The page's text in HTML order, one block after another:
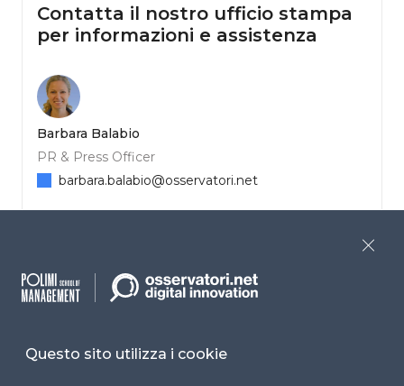
Contatta il nostro ufficio stampa
per informazioni e assistenza
Barbara Balabio
PR & Press Officer
barbara.balabio@osservatori.net
Piero Orlando - d'I Comunicazione
po@dicomunicazione.it
Questo sito utilizza i cookie